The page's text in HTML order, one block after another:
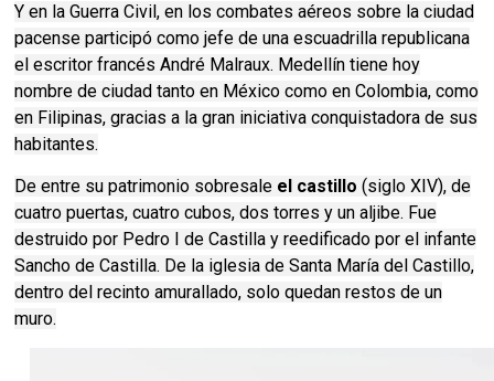
Y en la Guerra Civil, en los combates aéreos sobre la ciudad
pacense participó como jefe de una escuadrilla republicana
el escritor francés André Malraux. Medellín tiene hoy
nombre de ciudad tanto en México como en Colombia, como
en Filipinas, gracias a la gran iniciativa conquistadora de sus
habitantes.
De entre su patrimonio sobresale el castillo (siglo XIV), de
cuatro puertas, cuatro cubos, dos torres y un aljibe. Fue
destruido por Pedro I de Castilla y reedificado por el infante
Sancho de Castilla. De la iglesia de Santa María del Castillo,
dentro del recinto amurallado, solo quedan restos de un
muro.